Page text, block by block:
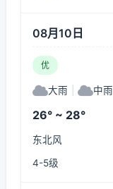
08月10日
优
大雨 中雨
26° ~ 28°
东北风
4-5级